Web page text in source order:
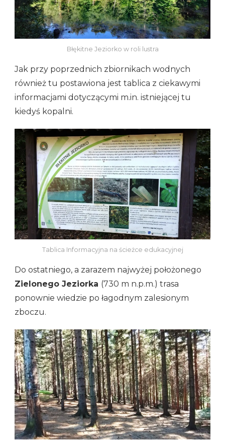
Błękitne Jeziorko w roli lustra
Jak przy poprzednich zbiornikach wodnych
również tu postawiona jest tablica z ciekawymi
informacjami dotyczącymi m.in. istniejącej tu
kiedyś kopalni.
Tablica Informacyjna na ścieżce edukacyjnej
Do ostatniego, a zarazem najwyżej położonego
Zielonego Jeziorka (730 m n.p.m.) trasa
ponownie wiedzie po łagodnym zalesionym
zboczu.